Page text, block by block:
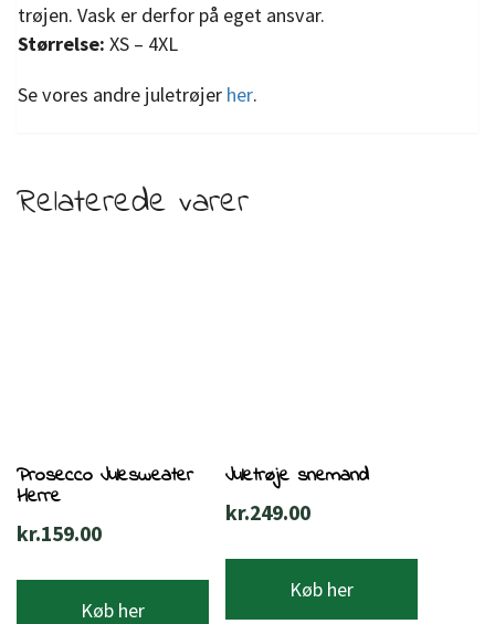
trøjen. Vask er derfor på eget ansvar.
Størrelse: XS – 4XL
Se vores andre juletrøjer her.
Relaterede varer
Prosecco Julesweater
Herre
kr.159.00
Køb her
Juletrøje snemand
kr.249.00
Køb her